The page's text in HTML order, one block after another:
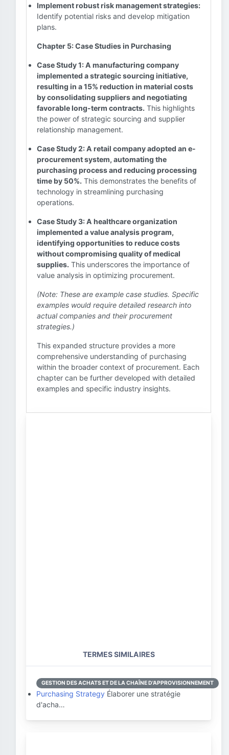
Implement robust risk management strategies:
Identify potential risks and develop mitigation
plans.
Chapter 5: Case Studies in Purchasing
Case Study 1: A manufacturing company
implemented a strategic sourcing initiative,
resulting in a 15% reduction in material costs
by consolidating suppliers and negotiating
favorable long-term contracts. This highlights
the power of strategic sourcing and supplier
relationship management.
Case Study 2: A retail company adopted an e-
procurement system, automating the
purchasing process and reducing processing
time by 50%. This demonstrates the benefits of
technology in streamlining purchasing
operations.
Case Study 3: A healthcare organization
implemented a value analysis program,
identifying opportunities to reduce costs
without compromising quality of medical
supplies. This underscores the importance of
value analysis in optimizing procurement.
(Note: These are example case studies. Specific
examples would require detailed research into
actual companies and their procurement
strategies.)
This expanded structure provides a more
comprehensive understanding of purchasing
within the broader context of procurement. Each
chapter can be further developed with detailed
examples and specific industry insights.
TERMES SIMILAIRES
GESTION DES ACHATS ET DE LA CHAÎNE D'APPROVISIONNEMENT
Purchasing Strategy Élaborer une stratégie
d'acha…